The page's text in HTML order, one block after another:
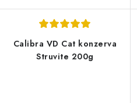
Calibra VD Cat konzerva
Struvite 200g